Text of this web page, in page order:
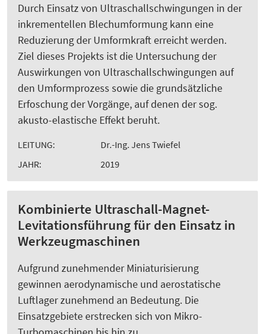
Durch Einsatz von Ultraschallschwingungen in der
inkrementellen Blechumformung kann eine
Reduzierung der Umformkraft erreicht werden.
Ziel dieses Projekts ist die Untersuchung der
Auswirkungen von Ultraschallschwingungen auf
den Umformprozess sowie die grundsätzliche
Erfoschung der Vorgänge, auf denen der sog.
akusto-elastische Effekt beruht.
LEITUNG:
Dr.-Ing. Jens Twiefel
JAHR:
2019
Kombinierte Ultraschall-Magnet-
Levitationsführung für den Einsatz in
Werkzeugmaschinen
Aufgrund zunehmender Miniaturisierung
gewinnen aerodynamische und aerostatische
Luftlager zunehmend an Bedeutung. Die
Einsatzgebiete erstrecken sich von Mikro-